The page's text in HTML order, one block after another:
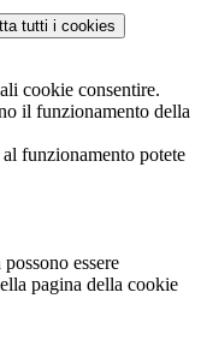
tutti i cookies
cookie consentire.
il funzionamento della
funzionamento potete
essere
pagina della cookie